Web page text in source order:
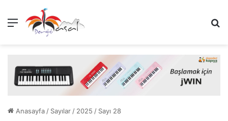
Menü
Anasayfa / Sayılar / 2025 / Sayı 28